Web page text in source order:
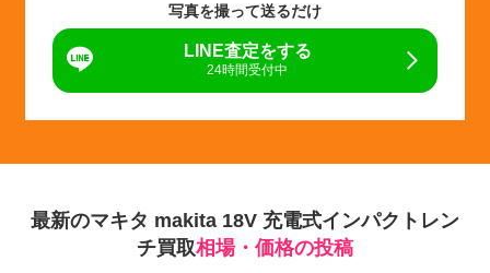
写真を撮って送るだけ
LINE査定をする
24時間受付中
最新のマキタ makita 18V 充電式インパクトレン
チ買取相場・価格の投稿